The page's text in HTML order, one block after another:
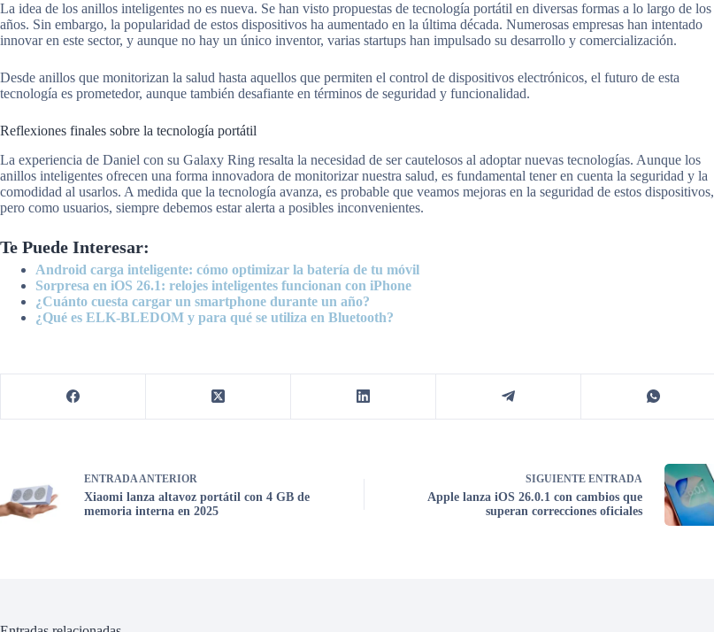
La idea de los anillos inteligentes no es nueva. Se han visto propuestas de tecnología portátil en diversas formas a lo largo de los
años. Sin embargo, la popularidad de estos dispositivos ha aumentado en la última década. Numerosas empresas han intentado
innovar en este sector, y aunque no hay un único inventor, varias startups han impulsado su desarrollo y comercialización.
Desde anillos que monitorizan la salud hasta aquellos que permiten el control de dispositivos electrónicos, el futuro de esta
tecnología es prometedor, aunque también desafiante en términos de seguridad y funcionalidad.
Reflexiones finales sobre la tecnología portátil
La experiencia de Daniel con su Galaxy Ring resalta la necesidad de ser cautelosos al adoptar nuevas tecnologías. Aunque los
anillos inteligentes ofrecen una forma innovadora de monitorizar nuestra salud, es fundamental tener en cuenta la seguridad y la
comodidad al usarlos. A medida que la tecnología avanza, es probable que veamos mejoras en la seguridad de estos dispositivos,
pero como usuarios, siempre debemos estar alerta a posibles inconvenientes.
Te Puede Interesar:
Android carga inteligente: cómo optimizar la batería de tu móvil
Sorpresa en iOS 26.1: relojes inteligentes funcionan con iPhone
¿Cuánto cuesta cargar un smartphone durante un año?
¿Qué es ELK-BLEDOM y para qué se utiliza en Bluetooth?
ENTRADAANTERIOR
Xiaomi lanza altavoz portátil con 4 GB de
memoria interna en 2025
SIGUIENTEENTRADA
Apple lanza iOS 26.0.1 con cambios que
superan correcciones oficiales